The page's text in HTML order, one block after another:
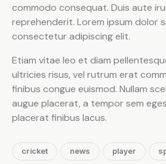
commodo consequat. Duis aute
reprehenderit. Lorem ipsum dolor
consectetur adipiscing elit.
Etiam vitae leo et diam
ultricies risus, vel rutrum erat
finibus congue euismod. Nullam
augue placerat, a tempor sem
placerat finibus lacus.
cricket news player